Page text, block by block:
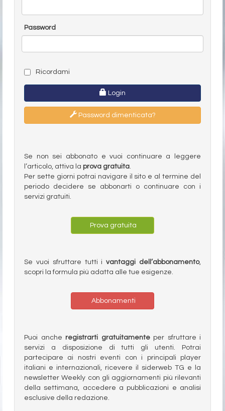
Password
Ricordami
Login
Password dimenticata?
Se non sei abbonato e vuoi continuare a leggere
l’articolo, attiva la prova gratuita.
Per sette giorni potrai navigare il sito e al termine del
periodo decidere se abbonarti o continuare con i
servizi gratuiti.
Prova gratuita
Se vuoi sfruttare tutti ivantaggi dell’abbonamento,
scopri la formula più adatta alle tue esigenze.
Abbonamenti
Puoi anche registrarti gratuitamenteper sfruttare i
servizi a disposizione di tutti gli utenti. Potrai
partecipare ai nostri eventi con i principali player
italiani e internazionali, ricevere il siderweb TG e la
newsletter Weekly con gli aggiornamenti più rilevanti
della settimana, accedere a pubblicazioni e analisi
esclusive della redazione.